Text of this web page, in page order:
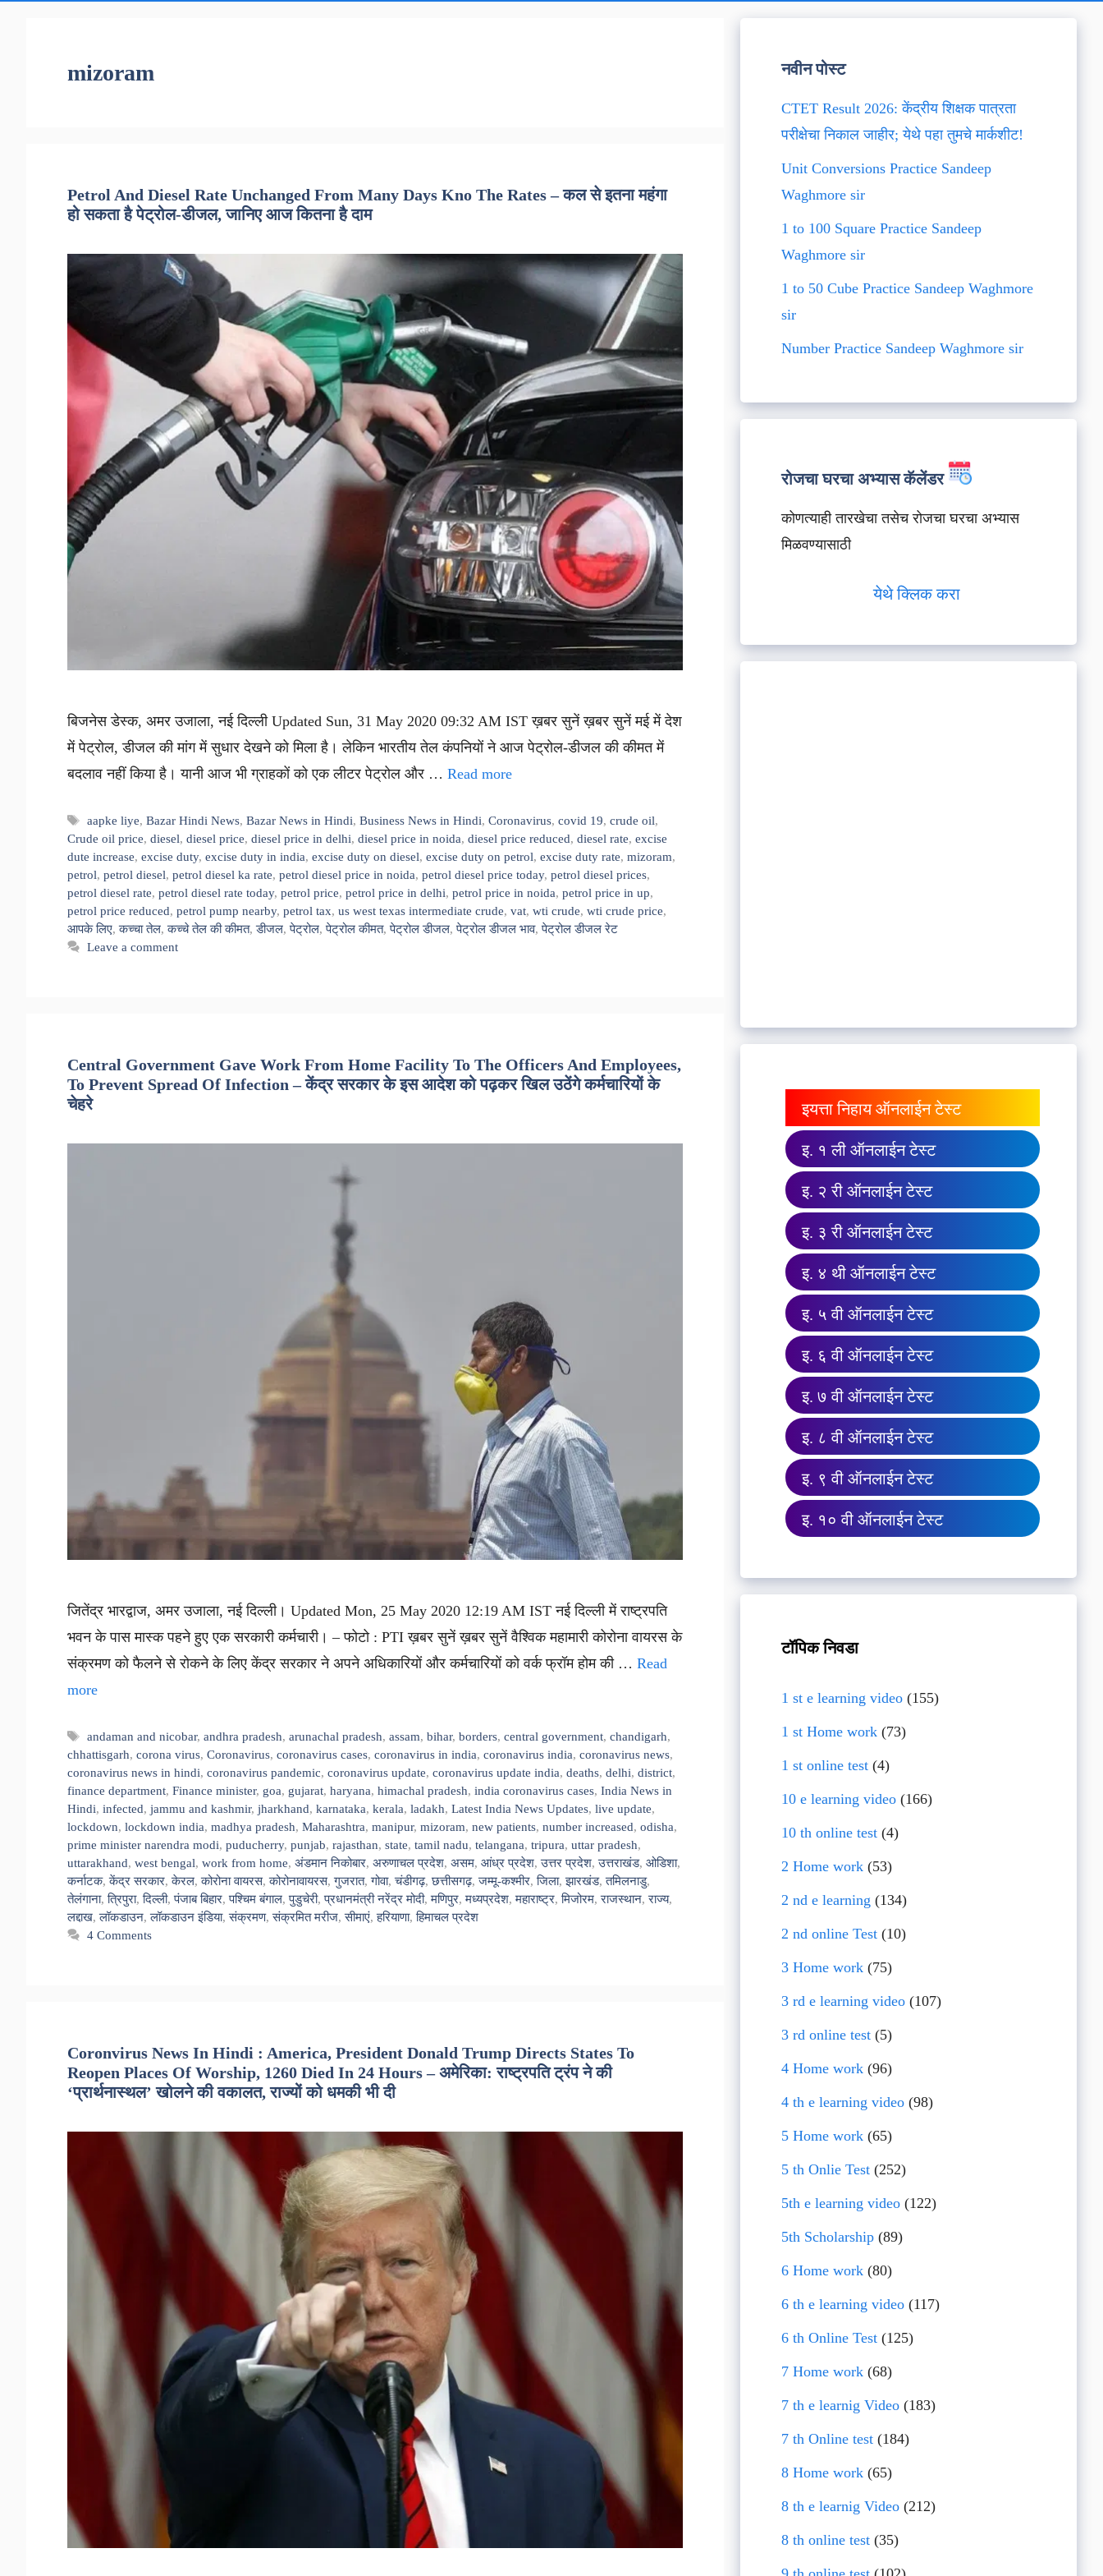
mizoram
Petrol And Diesel Rate Unchanged From Many Days Kno The Rates – कल से इतना महंगा
हो सकता है पेट्रोल-डीजल, जानिए आज कितना है दाम
बिजनेस डेस्क, अमर उजाला, नई दिल्ली Updated Sun, 31 May 2020 09:32 AM IST ख़बर सुनें ख़बर सुनें मई में देश
में पेट्रोल, डीजल की मांग में सुधार देखने को मिला है। लेकिन भारतीय तेल कंपनियों ने आज पेट्रोल-डीजल की कीमत में
बदलाव नहीं किया है। यानी आज भी ग्राहकों को एक लीटर पेट्रोल और … Read more
Tags
aapke liye,Bazar Hindi News,Bazar News in Hindi,Business News in Hindi,Coronavirus,covid 19,crude oil,
Crude oil price, diesel, diesel price, diesel price in delhi, diesel price in noida, diesel price reduced, diesel rate, excise
dute increase, excise duty, excise duty in india, excise duty on diesel, excise duty on petrol, excise duty rate, mizoram,
petrol, petrol diesel, petrol diesel ka rate, petrol diesel price in noida, petrol diesel price today, petrol diesel prices,
petrol diesel rate, petrol diesel rate today, petrol price, petrol price in delhi, petrol price in noida, petrol price in up,
petrol price reduced, petrol pump nearby, petrol tax, us west texas intermediate crude, vat, wti crude, wti crude price,
आपके लिए,कच्चा तेल,कच्चे तेल की कीमत,डीजल,पेट्रोल,पेट्रोल कीमत,पेट्रोल डीजल,पेट्रोल डीजल भाव,पेट्रोल डीजल रेट
Leave a comment
Central Government Gave Work From Home Facility To The Officers And Employees,
To Prevent Spread Of Infection – केंद्र सरकार के इस आदेश को पढ़कर खिल उठेंगे कर्मचारियों के
चेहरे
जितेंद्र भारद्वाज, अमर उजाला, नई दिल्ली। Updated Mon, 25 May 2020 12:19 AM IST नई दिल्ली में राष्ट्रपति
भवन के पास मास्क पहने हुए एक सरकारी कर्मचारी। – फोटो : PTI ख़बर सुनें ख़बर सुनें वैश्विक महामारी कोरोना वायरस के
संक्रमण को फैलने से रोकने के लिए केंद्र सरकार ने अपने अधिकारियों और कर्मचारियों को वर्क फ्रॉम होम की … Read
more
Tags
andaman and nicobar,andhra pradesh,arunachal pradesh,assam,bihar,borders,central government,chandigarh,
chhattisgarh, corona virus, Coronavirus, coronavirus cases, coronavirus in india, coronavirus india, coronavirus news,
coronavirus news in hindi, coronavirus pandemic, coronavirus update, coronavirus update india, deaths, delhi, district,
finance department, Finance minister, goa, gujarat, haryana, himachal pradesh, india coronavirus cases, India News in
Hindi, infected, jammu and kashmir, jharkhand, karnataka, kerala, ladakh, Latest India News Updates, live update,
lockdown, lockdown india, madhya pradesh, Maharashtra, manipur, mizoram, new patients, number increased, odisha,
prime minister narendra modi, puducherry, punjab, rajasthan, state, tamil nadu, telangana, tripura, uttar pradesh,
uttarakhand, west bengal, work from home, अंडमान निकोबार, अरुणाचल प्रदेश, असम, आंध्र प्रदेश,उत्तर प्रदेश,उत्तराखंड, ओडिशा,
कर्नाटक,केंद्र सरकार,केरल,कोरोना वायरस,कोरोनावायरस,गुजरात,गोवा,चंडीगढ़,छत्तीसगढ़,जम्मू-कश्मीर,जिला,झारखंड,तमिलनाडु,
तेलंगाना,त्रिपुरा,दिल्ली,पंजाब बिहार,पश्चिम बंगाल,पुडुचेरी,प्रधानमंत्री नरेंद्र मोदी,मणिपुर,मध्यप्रदेश,महाराष्ट्र,मिजोरम,राजस्थान,राज्य,
लद्दाख,लॉकडाउन,लॉकडाउन इंडिया,संक्रमण,संक्रमित मरीज,सीमाएं,हरियाणा,हिमाचल प्रदेश
4 Comments
Coronvirus News In Hindi : America, President Donald Trump Directs States To
Reopen Places Of Worship, 1260 Died In 24 Hours – अमेरिका: राष्ट्रपति ट्रंप ने की
‘प्रार्थनास्थल’ खोलने की वकालत, राज्यों को धमकी भी दी
नवीन पोस्ट
CTET Result 2026: केंद्रीय शिक्षक पात्रता
परीक्षेचा निकाल जाहीर; येथे पहा तुमचे मार्कशीट!
Unit Conversions Practice Sandeep
Waghmore sir
1 to 100 Square Practice Sandeep
Waghmore sir
1 to 50 Cube Practice Sandeep Waghmore
sir
Number Practice Sandeep Waghmore sir
रोजचा घरचा अभ्यास कॅलेंडर
कोणत्याही तारखेचा तसेच रोजचा घरचा अभ्यास
मिळवण्यासाठी
येथे क्लिक करा
इयत्ता निहाय ऑनलाईन टेस्ट
इ. १ ली ऑनलाईन टेस्ट
इ. २ री ऑनलाईन टेस्ट
इ. ३ री ऑनलाईन टेस्ट
इ. ४ थी ऑनलाईन टेस्ट
इ. ५ वी ऑनलाईन टेस्ट
इ. ६ वी ऑनलाईन टेस्ट
इ. ७ वी ऑनलाईन टेस्ट
इ. ८ वी ऑनलाईन टेस्ट
इ. ९ वी ऑनलाईन टेस्ट
इ. १० वी ऑनलाईन टेस्ट
टॉपिक निवडा
1 st e learning video(155)
1 st Home work(73)
1 st online test(4)
10 e learning video(166)
10 th online test(4)
2 Home work(53)
2 nd e learning (134)
2 nd online Test(10)
3 Home work(75)
3 rd e learning video(107)
3 rd online test(5)
4 Home work(96)
4 th e learning video(98)
5 Home work(65)
5 th Onlie Test(252)
5th e learning video(122)
5th Scholarship(89)
6 Home work(80)
6 th e learning video(117)
6 th Online Test(125)
7 Home work(68)
7 th e learnig Video(183)
7 th Online test(184)
8 Home work(65)
8 th e learnig Video(212)
8 th online test(35)